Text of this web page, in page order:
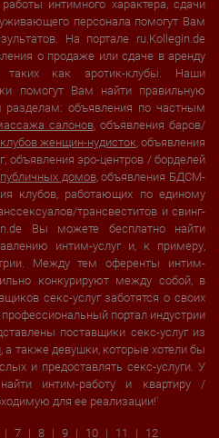
интимного характера, сдачи
персонала помогут Вам
На портале ru.Kollegin.de
о продаже или сдаче в аренду
как эротик-клубы. Наши
помогут Вам найти правильную
объявления по частным
салонов, объявления баров/
женщин-нудисток, объявления
объявления эро-центров / борделей
публичных домов, объявления БДСМ-
клубов, работающих по единому
трансвеститов и свинг-
Вы можете бесплатно найти
интим-услуг и, к примеру,
Между тем оференты интим-
конкурируют между собой, в
секс-услуг заботятся о своих
портал индустрии
поставщики секс-услуг из
, а также девушки, которые хотели бы
и предоставлять секс-услуги. У
интим-работу и квартиру /
для ее реализации!'
7 8 9 10 11 12